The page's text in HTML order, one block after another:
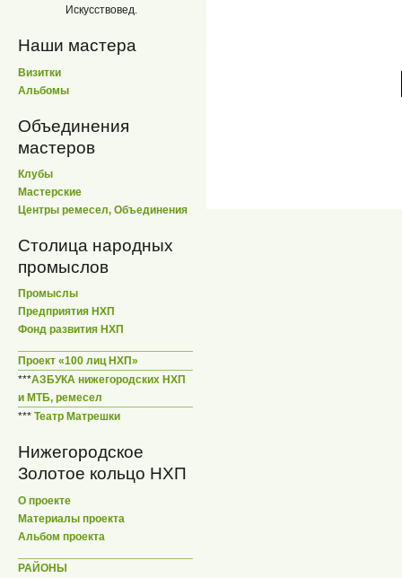
Искусствовед.
Наши мастера
Визитки
Альбомы
Объединения
мастеров
Клубы
Мастерские
Центры ремесел, Объединения
Столица народных
промыслов
Промыслы
Предприятия НХП
Фонд развития НХП
Проект «100 лиц НХП»
***АЗБУКА нижегородских НХП
и МТБ, ремесел
*** Театр Матрешки
Нижегородское
Золотое кольцо НХП
О проекте
Материалы проекта
Альбом проекта
РАЙОНЫ